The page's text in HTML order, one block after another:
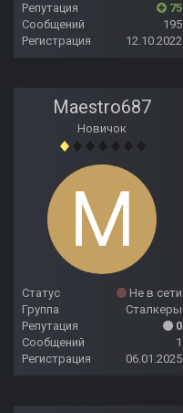
Репутация
75
Сообщений
195
Регистрация
12.10.2022
Maestro687
Новичок
Статус
Не в сети
Группа
Сталкеры
Репутация
0
Сообщений
1
Регистрация
06.01.2025